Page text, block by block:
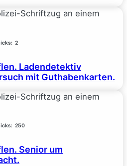
2
Ladendetektiv
mit Guthabenkarten.
250
Senior um